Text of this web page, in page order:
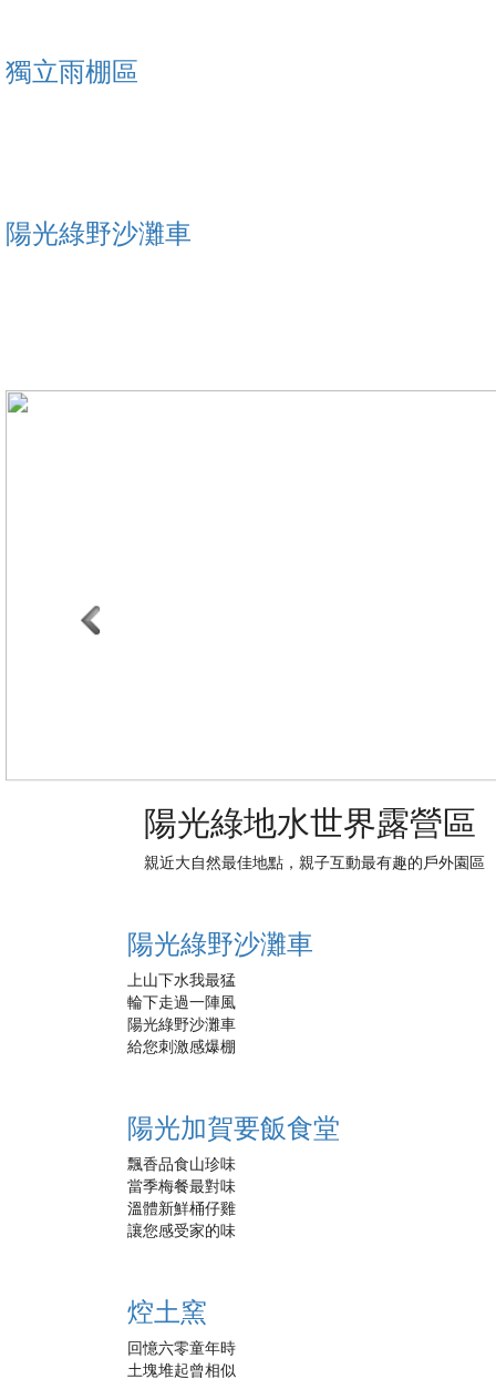
獨立雨棚區
陽光綠野沙灘車
陽光綠地水世界露營區
親近大自然最佳地點，親子互動最有趣的戶外園區
陽光綠野沙灘車
上山下水我最猛
輪下走過一陣風
陽光綠野沙灘車
給您刺激感爆棚
陽光加賀要飯食堂
飄香品食山珍味
當季梅餐最對味
溫體新鮮桶仔雞
讓您感受家的味
焢土窯
回憶六零童年時
土塊堆起曾相似